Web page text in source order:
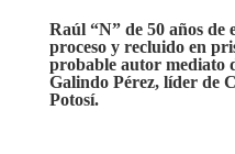
Raúl “N” de 50 años de
proceso y recluido en
probable autor mediato
Galindo Pérez, líder de
Potosí.